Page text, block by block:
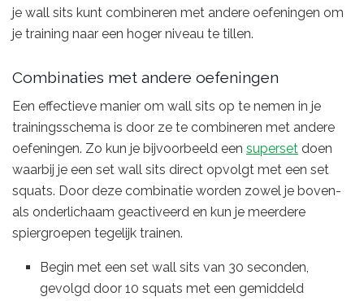
je wall sits kunt combineren met andere oefeningen om
je training naar een hoger niveau te tillen.
Combinaties met andere oefeningen
Een effectieve manier om wall sits op te nemen in je
trainingsschema is door ze te combineren met andere
oefeningen. Zo kun je bijvoorbeeld een superset doen
waarbij je een set wall sits direct opvolgt met een set
squats. Door deze combinatie worden zowel je boven-
als onderlichaam geactiveerd en kun je meerdere
spiergroepen tegelijk trainen.
Begin met een set wall sits van 30 seconden,
gevolgd door 10 squats met een gemiddeld